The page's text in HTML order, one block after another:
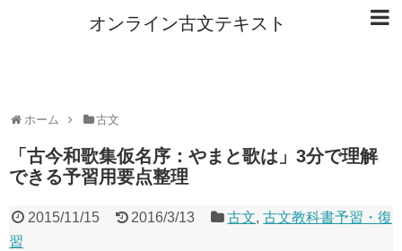
オンライン古文テキスト
ホーム 古文
「古今和歌集仮名序：やまと歌は」3分で理解
できる予習用要点整理
2015/11/15 2016/3/13 古文,古文教科書予習・復
習